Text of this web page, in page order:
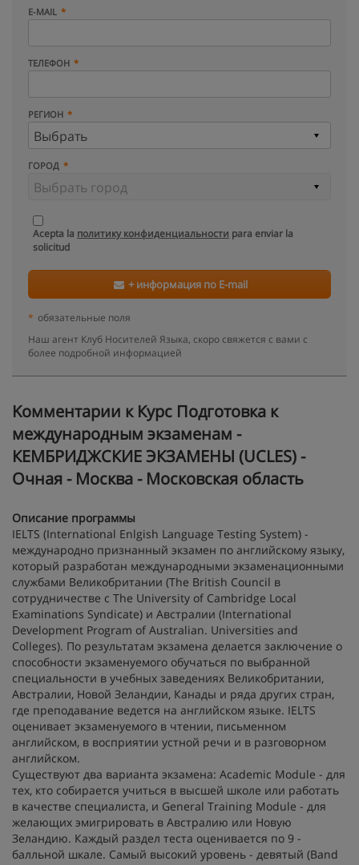
E-MAIL
ТЕЛЕФОН
РЕГИОН
ГОРОД
Acepta la политику конфиденциальности para enviar la
solicitud
+ информация по E-mail
* обязательные поля
Наш агент Клуб Носителей Языка, скоро свяжется с вами с
более подробной информацией
Kомментарии к Курс Подготовка к
международным экзаменам -
КЕМБРИДЖСКИЕ ЭКЗАМЕНЫ (UCLES) -
Очная - Москва - Московская область
Описание программы
IELTS (International Enlgish Language Testing System) -
международно признанный экзамен по английскому языку,
который разработан международными экзаменационными
службами Великобритании (The British Council в
сотрудничестве с The University of Cambridge Local
Examinations Syndicate) и Австралии (Internationаl
Development Program of Australian. Universities and
Colleges). По результатам экзамена делается заключение о
способности экзаменуемого обучаться по выбранной
специальности в учебных заведениях Великобритании,
Австралии, Новой Зеландии, Канады и ряда других стран,
где преподавание ведется на английском языке. IELTS
оценивает экзаменуемого в чтении, письменном
английском, в восприятии устной речи и в разговорном
английском.
Существуют два варианта экзамена: Academic Module - для
тех, кто собирается учиться в высшей школе или работать
в качестве специалиста, и General Training Module - для
желающих эмигрировать в Австралию или Новую
Зеландию. Каждый раздел теста оценивается по 9 -
балльной шкале. Самый высокий уровень - девятый (Band